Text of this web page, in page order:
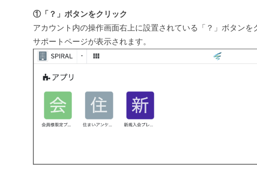
①「？」ボタンをクリック
アカウント内の操作画面右上に設置されている「？」ボタンを
サポートページが表示されます。